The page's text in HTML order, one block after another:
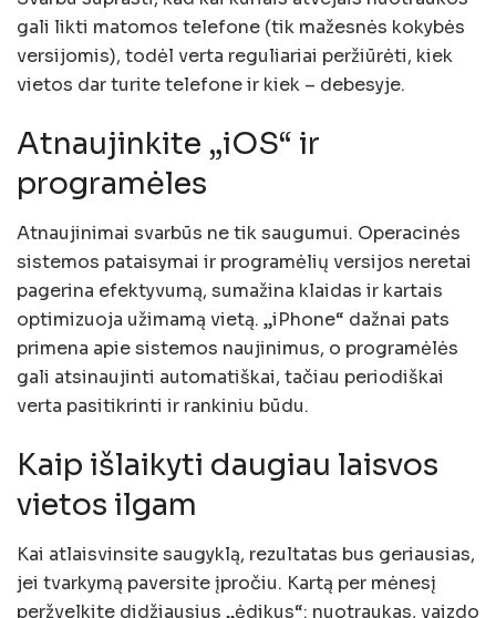
gali likti matomos telefone (tik mažesnės kokybės
versijomis), todėl verta reguliariai peržiūrėti, kiek
vietos dar turite telefone ir kiek – debesyje.
Atnaujinkite „iOS“ ir
programėles
Atnaujinimai svarbūs ne tik saugumui. Operacinės
sistemos pataisymai ir programėlių versijos neretai
pagerina efektyvumą, sumažina klaidas ir kartais
optimizuoja užimamą vietą. „iPhone“ dažnai pats
primena apie sistemos naujinimus, o programėlės
gali atsinaujinti automatiškai, tačiau periodiškai
verta pasitikrinti ir rankiniu būdu.
Kaip išlaikyti daugiau laisvos
vietos ilgam
Kai atlaisvinsite saugyklą, rezultatas bus geriausias,
jei tvarkymą paversite įpročiu. Kartą per mėnesį
peržvelkite didžiausius „ėdikus“: nuotraukas, vaizdo